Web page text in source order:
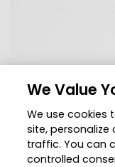
Communauté
Zone des Membres
Blog
We Value
We use cookies
site,
traffic. You can
controlled